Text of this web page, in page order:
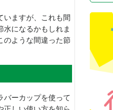
いますが、これも間
水になるかもしれま
のような間違った節
バーカップを使って